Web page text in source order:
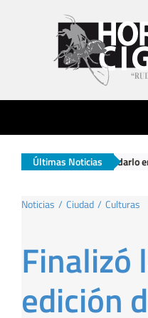
Inicio
Ciudad
Actualidad
Hormigas…
Últimas Noticias
a trasladarlo encontraron un
Noticias Ciudad Culturas
Finalizó
edición